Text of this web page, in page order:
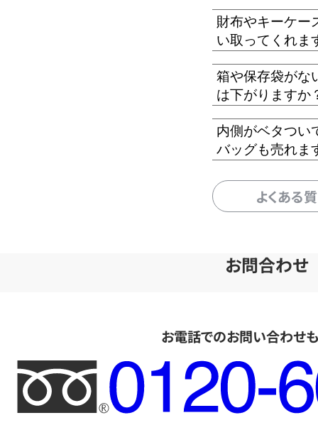
財布やキーケー
い取ってくれま
箱や保存袋がな
は下がりますか
内側がベタつい
バッグも売れま
よくある
お問合わせ
お電話でのお問い合わせ
フ
リ
ー